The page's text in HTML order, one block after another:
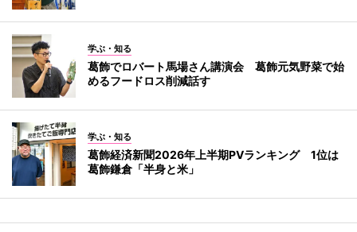
学ぶ・知る
葛飾でロバート馬場さん講演会 葛飾元気野菜で始
めるフードロス削減話す
学ぶ・知る
葛飾経済新聞2026年上半期PVランキング 1位は
葛飾鎌倉「半身と米」